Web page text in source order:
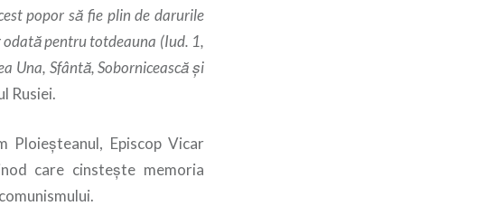
popor să fie plin de darurile
pentru totdeauna (Iud. 1,
Una, Sfântă, Sobornicească şi
Rusiei.
Ploieşteanul, Episcop Vicar
care cinsteşte memoria